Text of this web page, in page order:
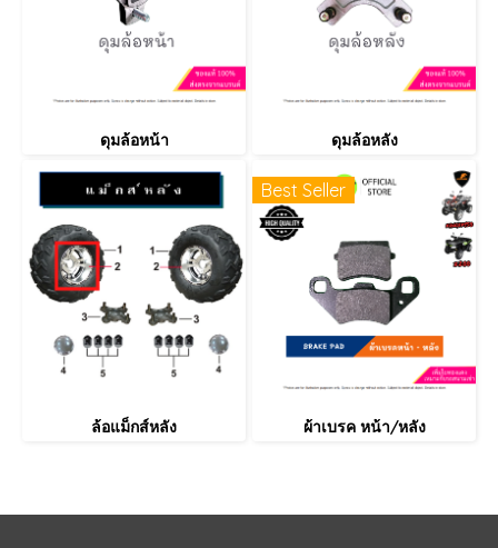
ดุมล้อหน้า ดุมล้อหลัง
ล้อแม็กส์หลัง
Best Seller
ผ้าเบรค หน้า/หลัง